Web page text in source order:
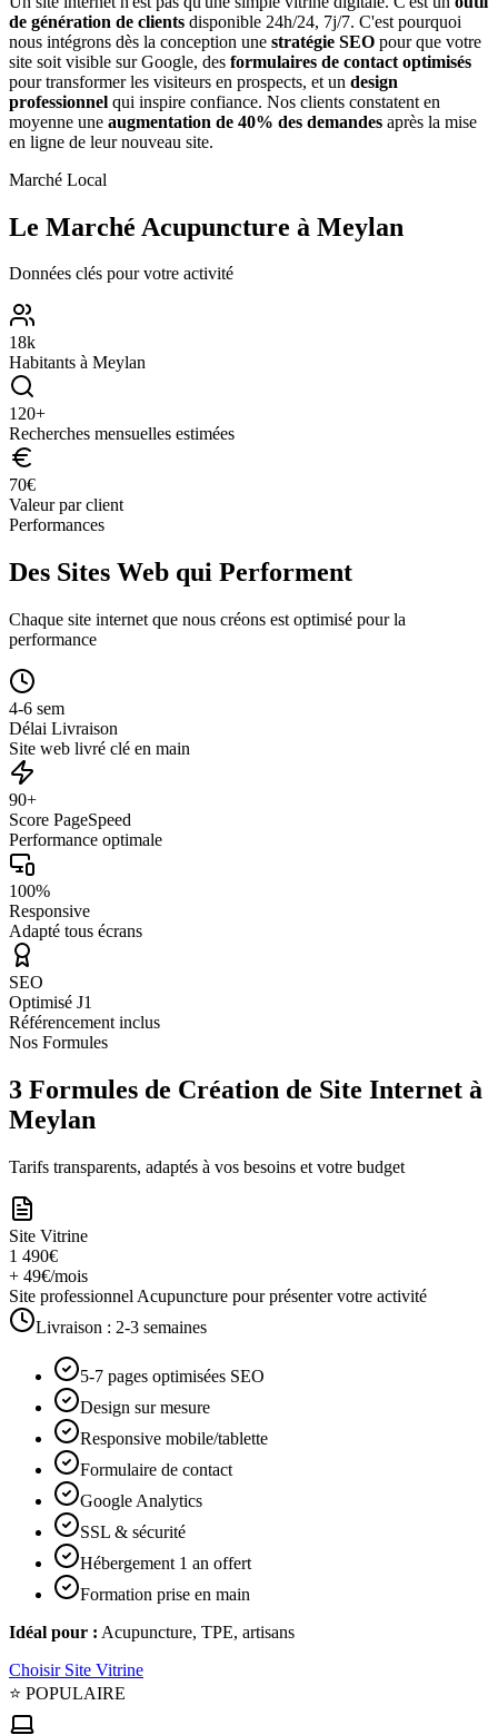
de génération de clients disponible 24h/24, 7j/7. C'est pourquoi
nous intégrons dès la conception une stratégie SEO pour que votre
site soit visible sur Google, des formulaires de contact optimisés
pour transformer les visiteurs en prospects, et un design
professionnel qui inspire confiance. Nos clients constatent en
moyenne une augmentation de 40% des demandes après la mise
en ligne de leur nouveau site.
Marché Local
Le Marché Acupuncture à Meylan
Données clés pour votre activité
18k
Habitants à Meylan
120+
Recherches mensuelles estimées
70€
Valeur par client
Performances
Des Sites Web qui Performent
Chaque site internet que nous créons est optimisé pour la
performance
4-6 sem
Délai Livraison
Site web livré clé en main
90+
Score PageSpeed
Performance optimale
100%
Responsive
Adapté tous écrans
SEO
Optimisé J1
Référencement inclus
Nos Formules
3 Formules de Création de Site Internet à
Meylan
Tarifs transparents, adaptés à vos besoins et votre budget
Site Vitrine
1 490€
+ 49€/mois
Site professionnel Acupuncture pour présenter votre activité
Livraison : 2-3 semaines
5-7 pages optimisées SEO
Design sur mesure
Responsive mobile/tablette
Formulaire de contact
Google Analytics
SSL & sécurité
Hébergement 1 an offert
Formation prise en main
Idéal pour : Acupuncture, TPE, artisans
Choisir Site Vitrine
⭐ POPULAIRE